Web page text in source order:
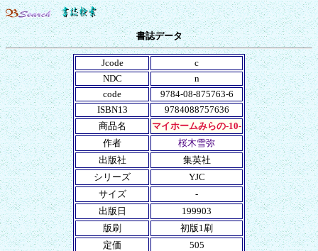
書誌データ
Jcode
c
NDC
n
code
9784-08-875763-6
ISBN13
9784088757636
商品名
マイホームみらの-10-
作者
桜木雪弥
出版社
集英社
シリーズ
YJC
サイズ
-
出版日
199903
版刷
初版1刷
定価
505